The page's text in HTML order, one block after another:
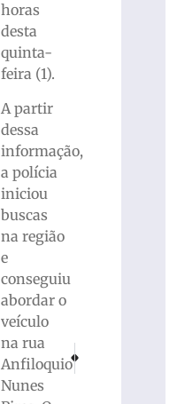
horas
desta
quinta-
feira (1).
A partir
dessa
informação,
a polícia
iniciou
buscas
na região
e
conseguiu
abordar o
veículo
na rua
Anfiloquio
Nunes
Condutor fica ferido